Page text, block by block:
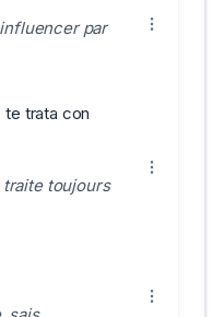
influencer par
te trata con
toujours